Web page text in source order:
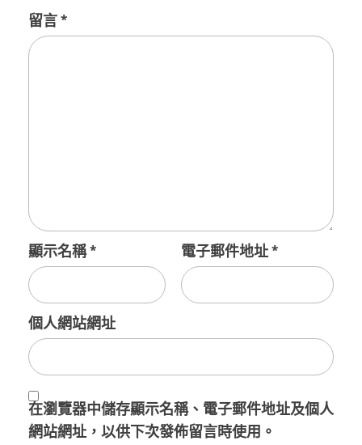
留言*
顯示名稱* 電子郵件地址*
個人網站網址
在瀏覽器中儲存顯示名稱、電子郵件地址及個人
網站網址，以供下次發佈留言時使用。